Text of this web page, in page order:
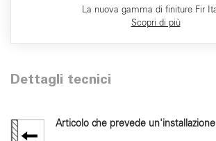
La nuova gamma di finiture Fir
Scopri di più
Dettagli tecnici
Articolo che prevede